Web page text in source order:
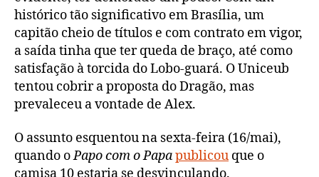
histórico tão significativo em Brasília, um
capitão cheio de títulos e com contrato em vigor,
a saída tinha que ter queda de braço, até como
satisfação à torcida do Lobo-guará. O Uniceub
tentou cobrir a proposta do Dragão, mas
prevaleceu a vontade de Alex.
O assunto esquentou na sexta-feira (16/mai),
quando oPapo com o Papapublicou que o